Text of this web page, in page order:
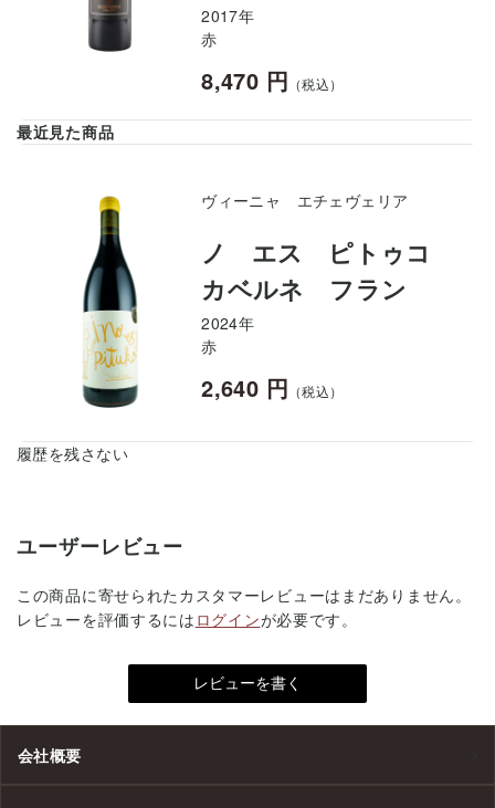
2017年
赤
8,470 円 （税込）
最近見た商品
ヴィーニャ エチェヴェリア
ノ エス ピトゥコ
カベルネ フラン
2024年
赤
2,640 円 （税込）
履歴を残さない
ユーザーレビュー
この商品に寄せられたカスタマーレビューはまだありません。
レビューを評価するには ログインが必要です。
会社概要